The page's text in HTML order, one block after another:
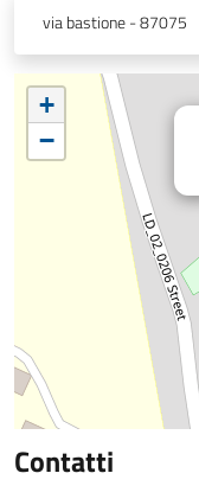
via bastione - 87075
+
−
Contatti